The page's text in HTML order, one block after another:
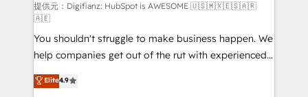
can support public sector companies as well the
other ones listed in our profile. Our services: -
HubSpot implementation - HubSpot CMS website
build We can do lots of things. But everything we do
is there for you to: - Grow revenue, and run your
business more efficiently - Build stronger
提供元：Digifianz: HubSpot is AWESOME 🇺🇸🇲🇽🇪🇸🇦🇷
🇦🇪
You shouldn't struggle to make business happen. We
help companies get out of the rut with experienced,
process-oriented teams implementing HubSpot
Marketing, Sales, Service, CMS and Operations Hub,
Elite4.9